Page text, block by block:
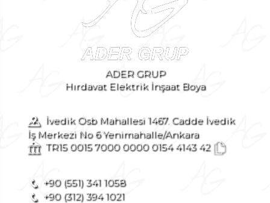
ADER GRUP
Hırdavat Elektrik İnşaat Boya
İvedik Osb Mahallesi 1467. Cadde İvedik
İş Merkezi No 6 Yenimahalle/Ankara
TR15 0015 7000 0000 0154 4143 42
+90 (551) 341 1058
+90 (312) 394 1021